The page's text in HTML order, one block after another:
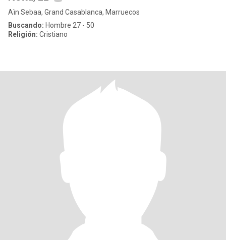
Aïn Sebaa, Grand Casablanca, Marruecos
Buscando: Hombre 27 - 50
Religión: Cristiano